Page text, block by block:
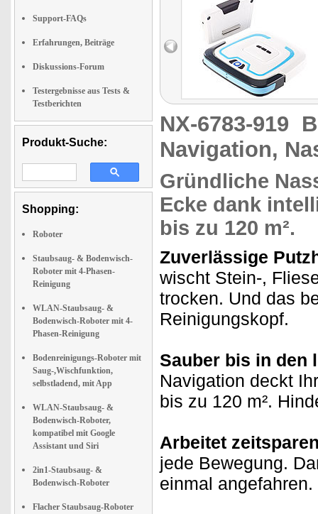
Support-FAQs
Erfahrungen, Beiträge
Diskussions-Forum
Testergebnisse aus Tests &
Testberichten
Produkt-Suche:
Shopping:
Roboter
Staubsaug- & Bodenwisch-
Roboter mit 4-Phasen-
Reinigung
WLAN-Staubsaug- &
Bodenwisch-Roboter mit 4-
Phasen-Reinigung
Bodenreinigungs-Roboter mit
Saug-,Wischfunktion,
selbstladend, mit App
WLAN-Staubsaug- &
Bodenwisch-Roboter,
kompatibel mit Google
Assistant und Siri
2in1-Staubsaug- &
Bodenwisch-Roboter
Flacher Staubsaug-Roboter
NX-6783-919
Navigation,
Gründliche
Ecke dank
bis zu 120 m².
Zuverlässige
wischt Stein-,
trocken. Und das
Reinigungskopf.
Sauber bis in den
Navigation deckt
bis zu 120 m².
Arbeitet
jede Bewegung.
einmal angefahren.